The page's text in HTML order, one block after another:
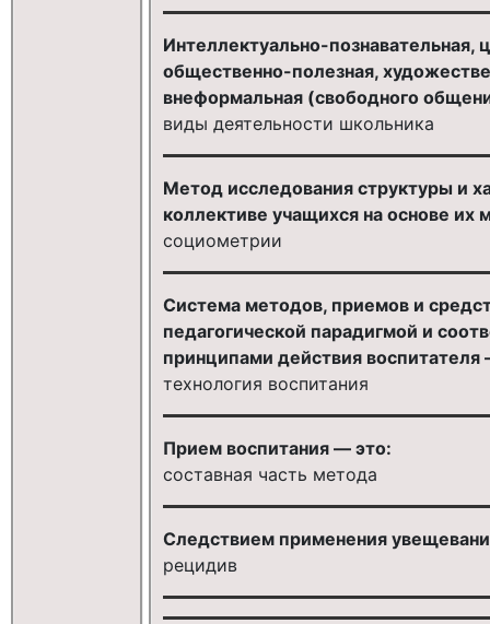
Интеллектуально-познавательная,
общественно-полезная,
внеформальная (свободного
виды деятельности школьника
Метод исследования структуры и
коллективе учащихся на основе
социометрии
Система методов, приемов и
педагогической парадигмой и
принципами действия воспитателя
технология воспитания
Прием воспитания — это:
составная часть метода
Следствием применения
рецидив